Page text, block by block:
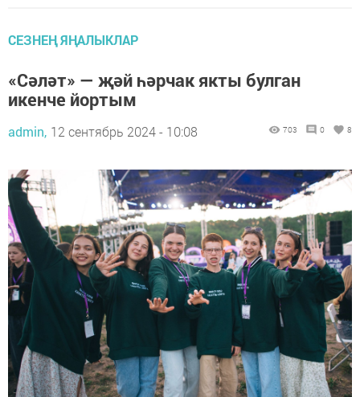
СЕЗНЕҢ ЯҢАЛЫКЛАР
«Сәләт» — җәй һәрчак якты булган
икенче йортым
admin, 12 сентябрь 2024 - 10:08 703 0 8